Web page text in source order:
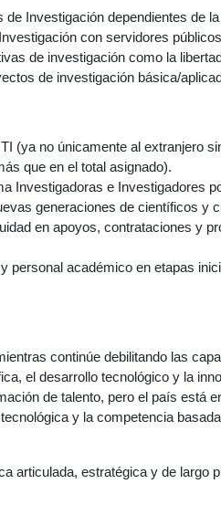
Investigación dependientes de
con servidores
de investigación como la
de investigación básica/
(ya no únicamente al extranjero
que en el total asignado).
Investigadoras e Investigadores
generaciones de científicos y
en apoyos, contrataciones y
personal académico en etapas
continúe debilitando las
el desarrollo tecnológico y la
de talento, pero el país está
y la competencia
articulada, estratégica y de largo